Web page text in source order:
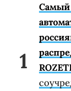
Самый